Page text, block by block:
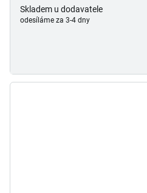
Skladem u dodavatele
odesíláme za 3-4 dny